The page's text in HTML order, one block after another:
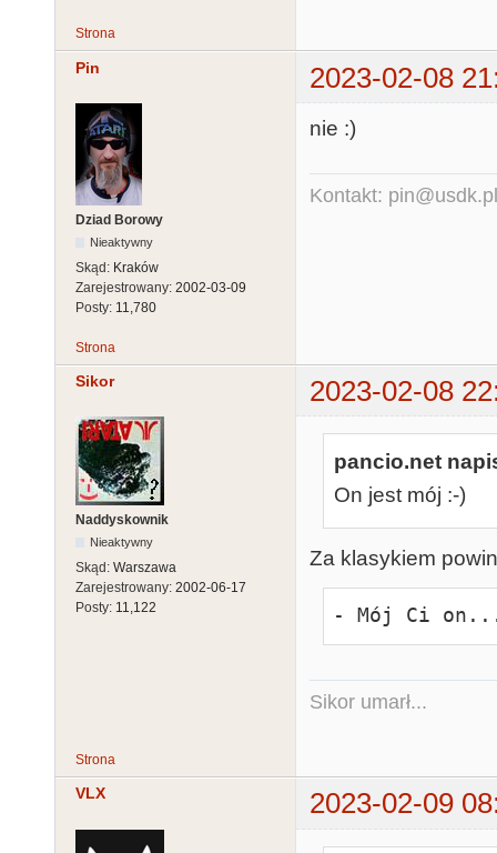
Strona
Pin 2023-02-08
Dziad Borowy
Nieaktywny
Skąd: Kraków
Zarejestrowany: 2002-03-09
Posty: 11,780
nie :)
Kontakt: pin@usdk.pl
Strona
Sikor 2023-02-08
Naddyskownik
Nieaktywny
Skąd: Warszawa
Zarejestrowany: 2002-06-17
Posty: 11,122
pancio.net
On jest mój :-)
Za klasykiem
- Mój Ci
Sikor umarł...
Strona
VLX 2023-02-09